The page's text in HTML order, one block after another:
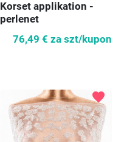
Korset applikation -
perlenet
76,49 € za szt/kupon
favorite